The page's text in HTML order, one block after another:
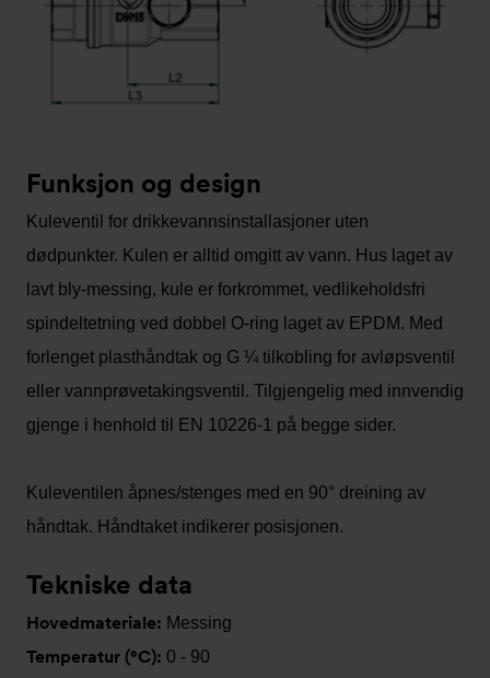
Funksjon og design
Kuleventil for drikkevannsinstallasjoner uten
dødpunkter. Kulen er alltid omgitt av vann. Hus laget av
lavt bly-messing, kule er forkrommet, vedlikeholdsfri
spindeltetning ved dobbel O-ring laget av EPDM. Med
forlenget plasthåndtak og G ¼ tilkobling for avløpsventil
eller vannprøvetakingsventil. Tilgjengelig med innvendig
gjenge i henhold til EN 10226-1 på begge sider.
Kuleventilen åpnes/stenges med en 90° dreining av
håndtak. Håndtaket indikerer posisjonen.
Tekniske data
Hovedmateriale: Messing
Temperatur (°C): 0 - 90